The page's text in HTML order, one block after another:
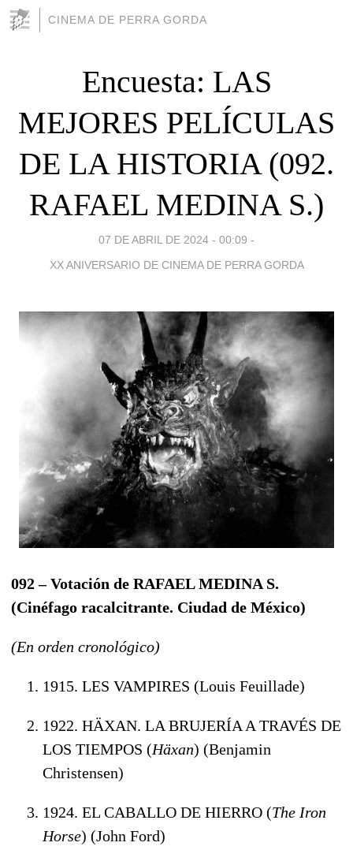
CINEMA DE PERRA GORDA
Encuesta: LAS
MEJORES PELÍCULAS
DE LA HISTORIA (092.
RAFAEL MEDINA S.)
07 DE ABRIL DE 2024 - 00:09 -
XX ANIVERSARIO DE CINEMA DE PERRA GORDA
092 – Votación de RAFAEL MEDINA S.
(Cinéfago racalcitrante. Ciudad de México)
(En orden cronológico)
1915. LES VAMPIRES (Louis Feuillade)
1922. HÄXAN. LA BRUJERÍA A TRAVÉS DE
LOS TIEMPOS (Häxan) (Benjamin
Christensen)
1924. EL CABALLO DE HIERRO (The Iron
Horse) (John Ford)